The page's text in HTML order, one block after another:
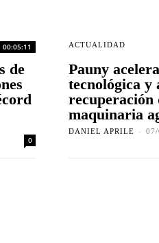
00:05:11
de
0
ACTUALIDAD
Pauny
tecnológica y
recuperación
maquinaria
DANIEL APRILE -